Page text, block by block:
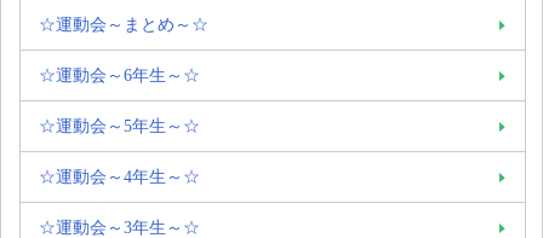
☆運動会～まとめ～☆
☆運動会～6年生～☆
☆運動会～5年生～☆
☆運動会～4年生～☆
☆運動会～3年生～☆